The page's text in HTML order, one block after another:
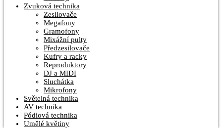
Zvuková technika
Zesilovače
Megafony
Gramofony
Mixážní pulty
Předzesilovače
Kufry a racky
Reproduktory
DJ a MIDI
Sluchátka
Mikrofony
Světelná technika
AV technika
Pódiová technika
Umělé květiny